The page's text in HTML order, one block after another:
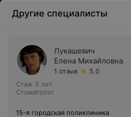
Другие специалисты
Лукашевич
Елена Михайловна
1 отзыв
5.0
Стаж 5 лет
Стоматолог
15-я городская поликлиника